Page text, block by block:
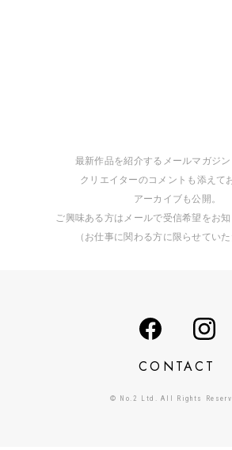
最新作品を紹介するメールマガジン
クリエイターのコメントも添えて
アーカイブも公開。
ご興味ある方はメールで受信希望をお知
（お仕事に関わる方に限らせていた
CONTACT
© No.2 Ltd. All Rights